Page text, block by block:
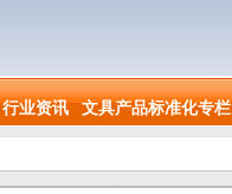
行业资讯 文具产品标准化专栏